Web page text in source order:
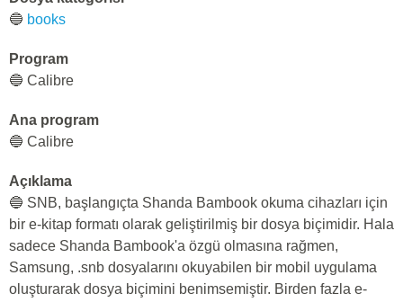
🔵 books
Program
🔵 Calibre
Ana program
🔵 Calibre
Açıklama
🔵 SNB, başlangıçta Shanda Bambook okuma cihazları için
bir e-kitap formatı olarak geliştirilmiş bir dosya biçimidir. Hala
sadece Shanda Bambook'a özgü olmasına rağmen,
Samsung, .snb dosyalarını okuyabilen bir mobil uygulama
oluşturarak dosya biçimini benimsemiştir. Birden fazla e-